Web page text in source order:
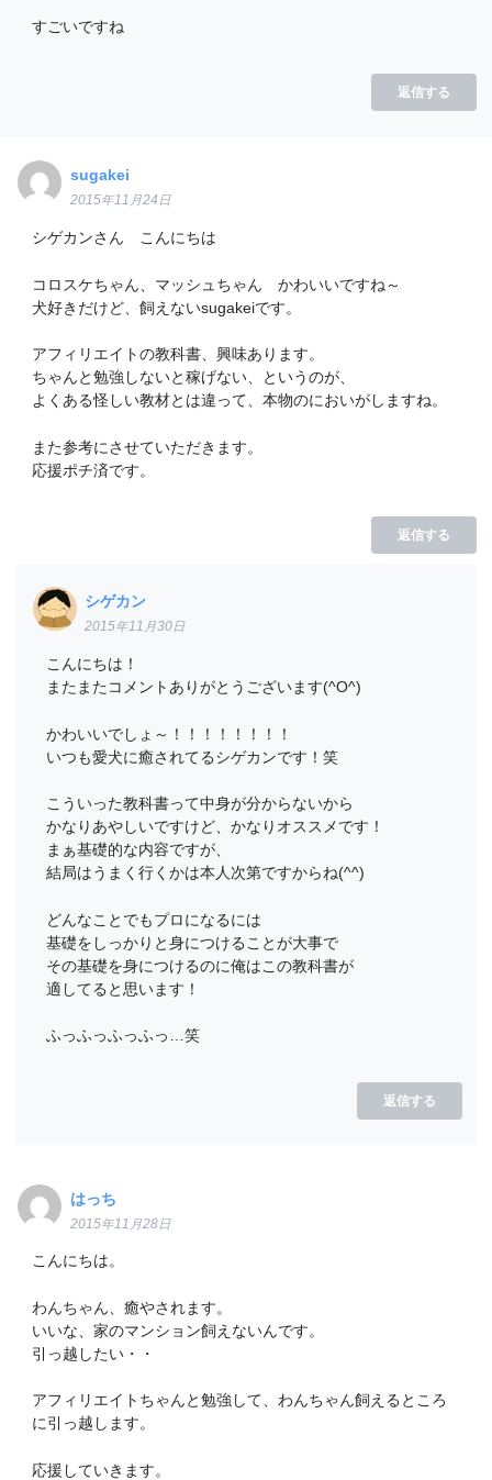
すごいですね
返信する
sugakei
2015年11月24日
シゲカンさん こんにちは
コロスケちゃん、マッシュちゃん かわいいですね～
犬好きだけど、飼えないsugakeiです。
アフィリエイトの教科書、興味あります。
ちゃんと勉強しないと稼げない、というのが、
よくある怪しい教材とは違って、本物のにおいがしますね。
また参考にさせていただきます。
応援ポチ済です。
返信する
シゲカン
2015年11月30日
こんにちは！
またまたコメントありがとうございます(^O^)
かわいいでしょ～！！！！！！！！
いつも愛犬に癒されてるシゲカンです！笑
こういった教科書って中身が分からないから
かなりあやしいですけど、かなりオススメです！
まぁ基礎的な内容ですが、
結局はうまく行くかは本人次第ですからね(^^)
どんなことでもプロになるには
基礎をしっかりと身につけることが大事で
その基礎を身につけるのに俺はこの教科書が
適してると思います！
ふっふっふっふっ…笑
返信する
はっち
2015年11月28日
こんにちは。
わんちゃん、癒やされます。
いいな、家のマンション飼えないんです。
引っ越したい・・
アフィリエイトちゃんと勉強して、わんちゃん飼えるところ
に引っ越します。
応援していきます。